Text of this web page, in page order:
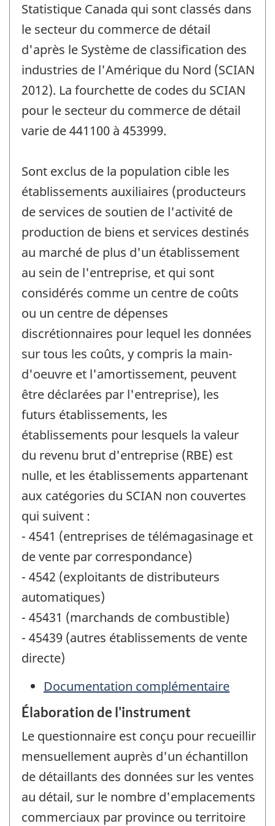
Statistique Canada qui sont classés dans
le secteur du commerce de détail
d'après le Système de classification des
industries de l'Amérique du Nord (SCIAN
2012). La fourchette de codes du SCIAN
pour le secteur du commerce de détail
varie de 441100 à 453999.
Sont exclus de la population cible les
établissements auxiliaires (producteurs
de services de soutien de l'activité de
production de biens et services destinés
au marché de plus d'un établissement
au sein de l'entreprise, et qui sont
considérés comme un centre de coûts
ou un centre de dépenses
discrétionnaires pour lequel les données
sur tous les coûts, y compris la main-
d'oeuvre et l'amortissement, peuvent
être déclarées par l'entreprise), les
futurs établissements, les
établissements pour lesquels la valeur
du revenu brut d'entreprise (RBE) est
nulle, et les établissements appartenant
aux catégories du SCIAN non couvertes
qui suivent :
- 4541 (entreprises de télémagasinage et
de vente par correspondance)
- 4542 (exploitants de distributeurs
automatiques)
- 45431 (marchands de combustible)
- 45439 (autres établissements de vente
directe)
Documentation complémentaire
Élaboration de l'instrument
Le questionnaire est conçu pour recueillir
mensuellement auprès d'un échantillon
de détaillants des données sur les ventes
au détail, sur le nombre d'emplacements
commerciaux par province ou territoire